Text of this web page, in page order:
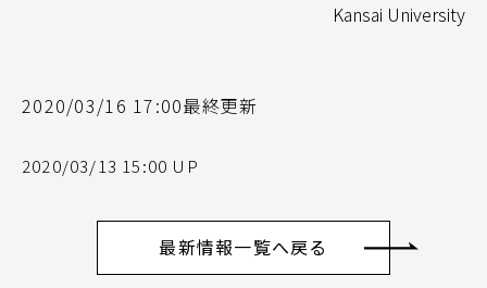
Kansai University
2020/03/16 17:00最終更新
2020/03/13 15:00 UP
最新情報一覧へ戻る